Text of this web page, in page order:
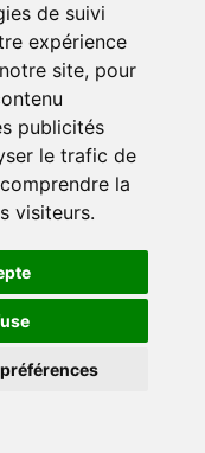
de suivi
expérience
site, pour
publicités
le trafic de
la
visiteurs.
Luxembourg